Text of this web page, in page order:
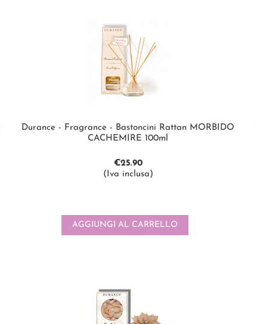
Durance - Fragrance - Bastoncini Rattan MORBIDO
CACHEMIRE 100ml
€25.90
(Iva inclusa)
AGGIUNGI AL CARRELLO